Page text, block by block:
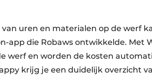
uren en materialen op de werf
app die Robaws ontwikkelde. Met
werf en worden de kosten
krijg je een duidelijk overzicht